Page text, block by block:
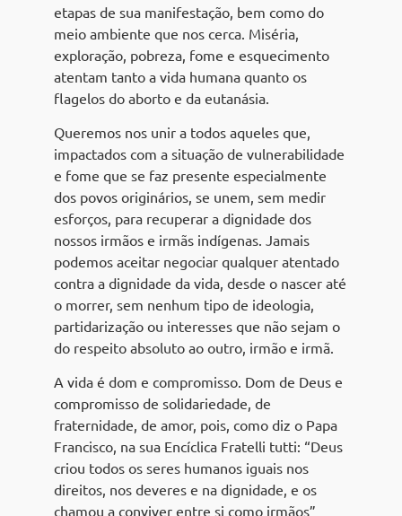
etapas de sua manifestação, bem como do
meio ambiente que nos cerca. Miséria,
exploração, pobreza, fome e esquecimento
atentam tanto a vida humana quanto os
flagelos do aborto e da eutanásia.
Queremos nos unir a todos aqueles que,
impactados com a situação de vulnerabilidade
e fome que se faz presente especialmente
dos povos originários, se unem, sem medir
esforços, para recuperar a dignidade dos
nossos irmãos e irmãs indígenas. Jamais
podemos aceitar negociar qualquer atentado
contra a dignidade da vida, desde o nascer até
o morrer, sem nenhum tipo de ideologia,
partidarização ou interesses que não sejam o
do respeito absoluto ao outro, irmão e irmã.
A vida é dom e compromisso. Dom de Deus e
compromisso de solidariedade, de
fraternidade, de amor, pois, como diz o Papa
Francisco, na sua Encíclica Fratelli tutti: “Deus
criou todos os seres humanos iguais nos
direitos, nos deveres e na dignidade, e os
chamou a conviver entre si como irmãos”